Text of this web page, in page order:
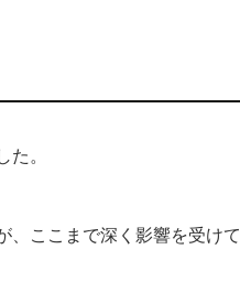
。
、ここまで深く影響を受けて